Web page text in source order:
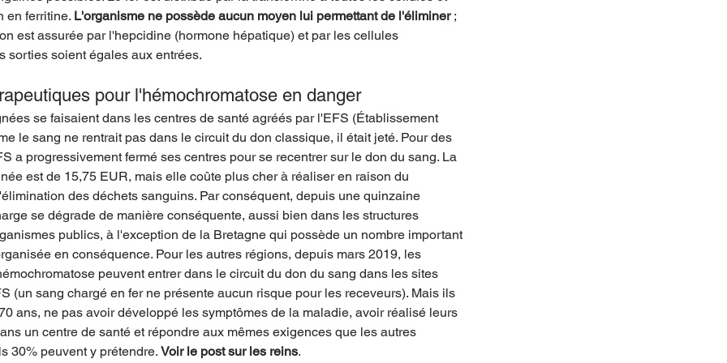
en ferritine. L'organisme ne possède aucun moyen lui permettant de l'éliminer ;
est assurée par l'hepcidine (hormone hépatique) et par les cellules
sorties soient égales aux entrées.
pour l'hémochromatose en danger
se faisaient dans les centres de santé agréés par l'EFS (Établissement
le sang ne rentrait pas dans le circuit du don classique, il était jeté. Pour des
a progressivement fermé ses centres pour se recentrer sur le don du sang. La
est de 15,75 EUR, mais elle coûte plus cher à réaliser en raison du
des déchets sanguins. Par conséquent, depuis une quinzaine
se dégrade de manière conséquente, aussi bien dans les structures
publics, à l'exception de la Bretagne qui possède un nombre important
en conséquence. Pour les autres régions, depuis mars 2019, les
peuvent entrer dans le circuit du don du sang dans les sites
(un sang chargé en fer ne présente aucun risque pour les receveurs). Mais ils
ans, ne pas avoir développé les symptômes de la maladie, avoir réalisé leurs
un centre de santé et répondre aux mêmes exigences que les autres
30% peuvent y prétendre. Voir le post sur les reins.